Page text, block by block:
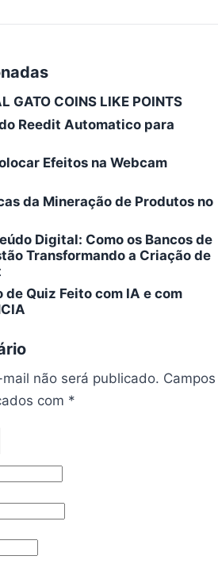
GATO COINS LIKE POINTS
Reedit Automatico para
Efeitos na Webcam
da Mineração de Produtos no
Digital: Como os Bancos de
Transformando a Criação de
Quiz Feito com IA e com
não será publicado. Campos
com *